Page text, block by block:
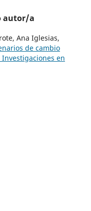
autor/a
Ana Iglesias,
de cambio
en